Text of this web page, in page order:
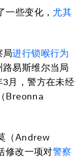
一些变化， 尤其
局进行锁喉行为
路易斯维尔当局
3月，警方在未经
Breonna
（Andrew
修改一项对警察